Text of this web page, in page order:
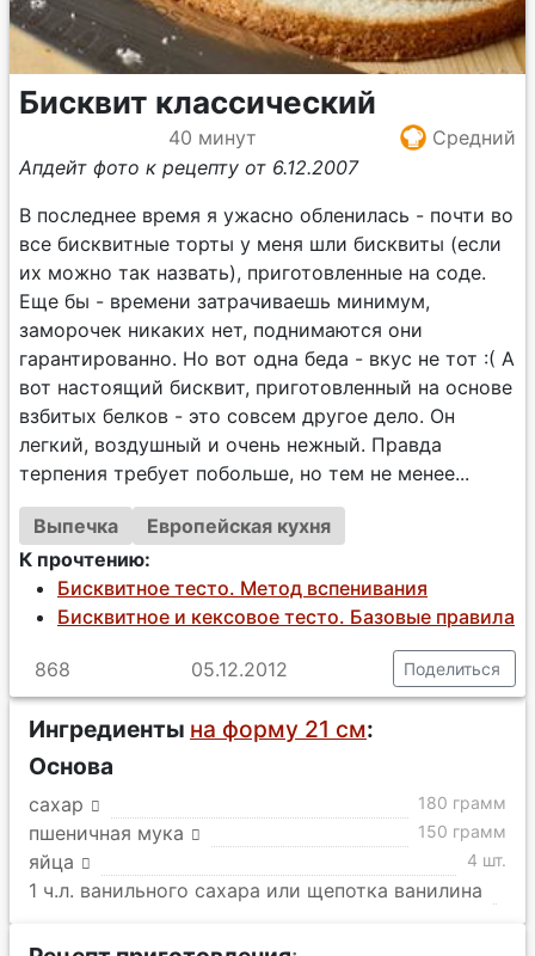
Бисквит классический
40 минут
Средний
Апдейт фото к рецепту от 6.12.2007
В последнее время я ужасно обленилась - почти во
все бисквитные торты у меня шли бисквиты (если
их можно так назвать), приготовленные на соде.
Еще бы - времени затрачиваешь минимум,
заморочек никаких нет, поднимаются они
гарантированно. Но вот одна беда - вкус не тот :( А
вот настоящий бисквит, приготовленный на основе
взбитых белков - это совсем другое дело. Он
легкий, воздушный и очень нежный. Правда
терпения требует побольше, но тем не менее...
Выпечка
Европейская кухня
К прочтению:
Бисквитное тесто. Метод вспенивания
Бисквитное и кексовое тесто. Базовые правила
868 05.12.2012 Поделиться
Ингредиенты на форму 21 см:
Основа
сахар 180 грамм
пшеничная мука 150 грамм
яйца 4 шт.
1 ч.л. ванильного сахара или щепотка ванилина